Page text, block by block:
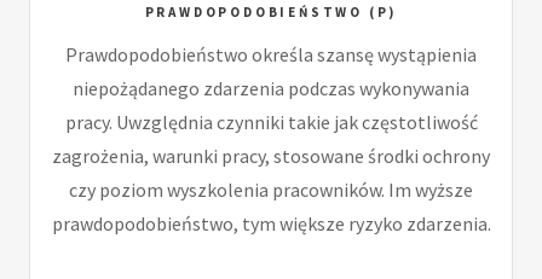
PRAWDOPODOBIEŃSTWO (P)
Prawdopodobieństwo określa szansę wystąpienia
niepożądanego zdarzenia podczas wykonywania
pracy. Uwzględnia czynniki takie jak częstotliwość
zagrożenia, warunki pracy, stosowane środki ochrony
czy poziom wyszkolenia pracowników. Im wyższe
prawdopodobieństwo, tym większe ryzyko zdarzenia.